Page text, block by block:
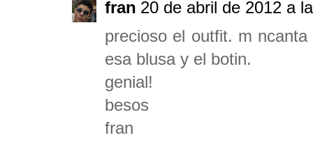
fran 20 de abril de 2012 a
precioso el outfit. m
esa blusa y el botin.
genial!
besos
fran